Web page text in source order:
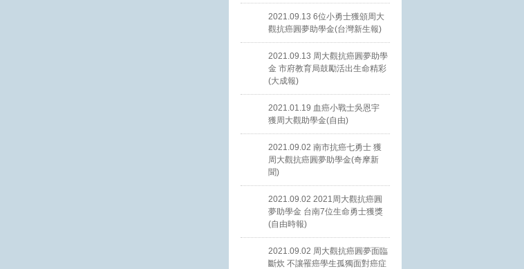
2021.09.13 6位小勇士獲頒周大
觀抗癌圓夢助學金(台灣新生報)
2021.09.13 周大觀抗癌圓夢助學
金 市府教育局鼓勵活出生命精彩
(大成報)
2021.01.19 血癌小戰士吳恩宇
獲周大觀助學金(自由)
2021.09.02 南市抗癌七勇士 獲
周大觀抗癌圓夢助學金(奇摩新
聞)
2021.09.02 2021周大觀抗癌圓
夢助學金 台南7位生命勇士獲獎
(自由時報)
2021.09.02 周大觀抗癌圓夢面臨
斷炊 不讓罹癌學生孤獨面對癌症